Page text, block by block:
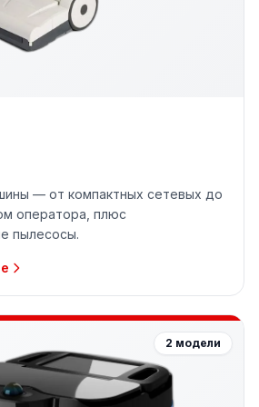
— от компактных сетевых до
оператора, плюс
пылесосы.
2 модели